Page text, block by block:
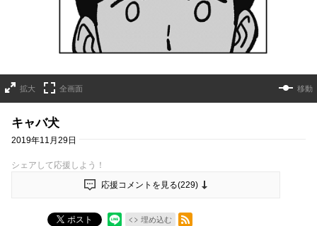
拡大 全画面 移動
キャバ犬
2019年11月29日
シェアして応援しよう！
応援コメントを見る(229)
ポスト 埋め込む
RSSフィード